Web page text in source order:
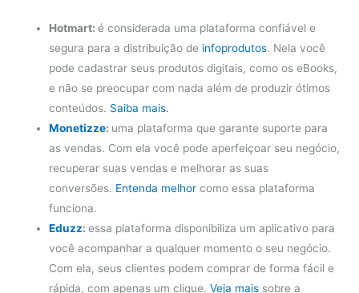
Hotmart:é considerada uma plataforma confiável e
segura para a distribuição de infoprodutos. Nela você
pode cadastrar seus produtos digitais, como os eBooks,
e não se preocupar com nada além de produzir ótimos
conteúdos. Saiba mais.
Monetizze: uma plataforma que garante suporte para
as vendas. Com ela você pode aperfeiçoar seu negócio,
recuperar suas vendas e melhorar as suas
conversões. Entenda melhor como essa plataforma
funciona.
Eduzz:essa plataforma disponibiliza um aplicativo para
você acompanhar a qualquer momento o seu negócio.
Com ela, seus clientes podem comprar de forma fácil e
rápida, com apenas um clique.Veja mais sobre a